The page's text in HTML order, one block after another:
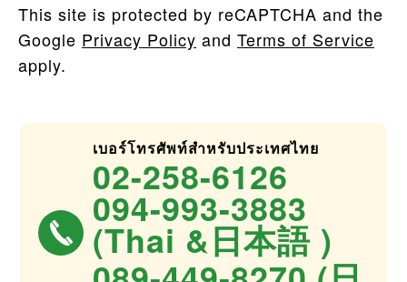
This site is protected by reCAPTCHA and the
Google Privacy Policy and Terms of Service
apply.
เบอร์โทรศัพท์สำหรับประเทศไทย
02-258-6126
094-993-3883
(Thai &日本語 )